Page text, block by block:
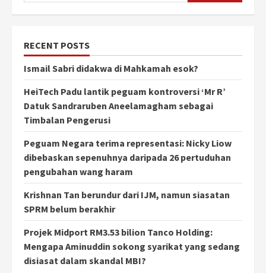
RECENT POSTS
Ismail Sabri didakwa di Mahkamah esok?
HeiTech Padu lantik peguam kontroversi ‘Mr R’
Datuk Sandraruben Aneelamagham sebagai
Timbalan Pengerusi
Peguam Negara terima representasi: Nicky Liow
dibebaskan sepenuhnya daripada 26 pertuduhan
pengubahan wang haram
Krishnan Tan berundur dari IJM, namun siasatan
SPRM belum berakhir
Projek Midport RM3.53 bilion Tanco Holding:
Mengapa Aminuddin sokong syarikat yang sedang
disiasat dalam skandal MBI?